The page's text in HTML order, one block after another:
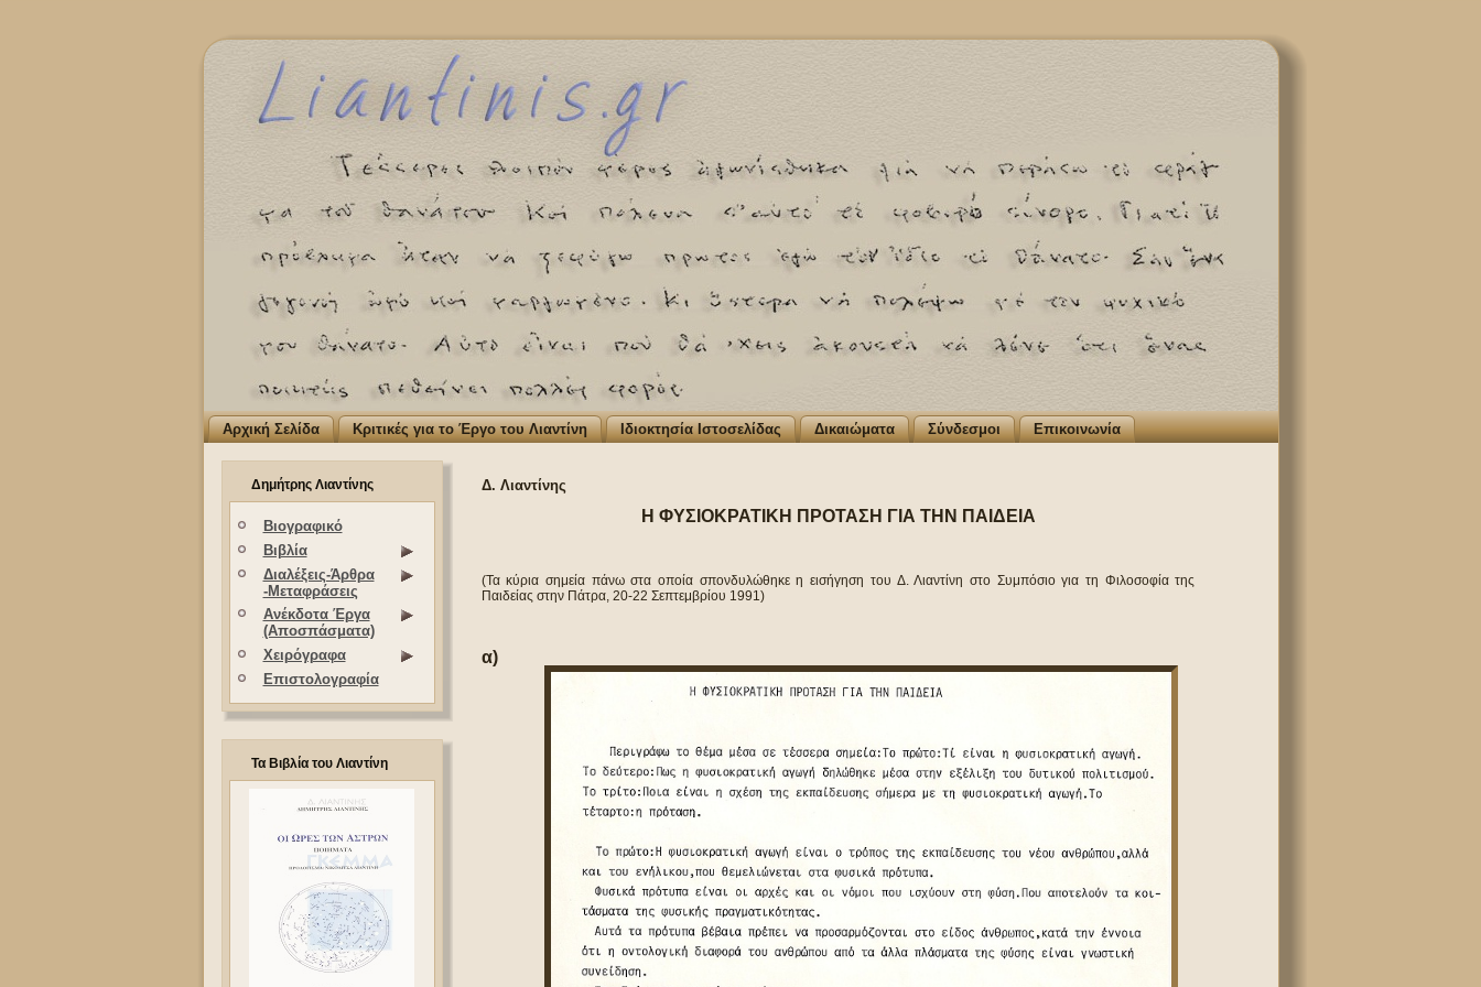
Αρχική Σελίδα Κριτικές για το Έργο του Λιαντίνη Ιδιοκτησία Ιστοσελίδας Δικαιώματα Σύνδεσμοι Επικοινωνία
Δημήτρης Λιαντίνης
Βιογραφικό
Βιβλία
Διαλέξεις-Άρθρα
-Μεταφράσεις
Ανέκδοτα Έργα
(Αποσπάσματα)
Χειρόγραφα
Επιστολογραφία
Τα Βιβλία του Λιαντίνη
Δ. Λιαντίνης
Η ΦΥΣΙΟΚΡΑΤΙΚΗ ΠΡΟΤΑΣΗ ΓΙΑ ΤΗΝ ΠΑΙΔΕΙΑ
(Τα κύρια σημεία πάνω στα οποία σπονδυλώθηκε η εισήγηση του Δ. Λιαντίνη στο Συμπόσιο για τη Φιλοσοφία της
Παιδείας στην Πάτρα, 20-22 Σεπτεμβρίου 1991)
α)